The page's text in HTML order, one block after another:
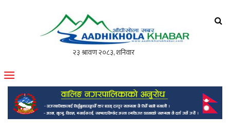
मोफसलकै लोकप्रिय अनलाइन पत्रिका